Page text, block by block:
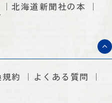
北海道新聞社の本
約 よくある質問